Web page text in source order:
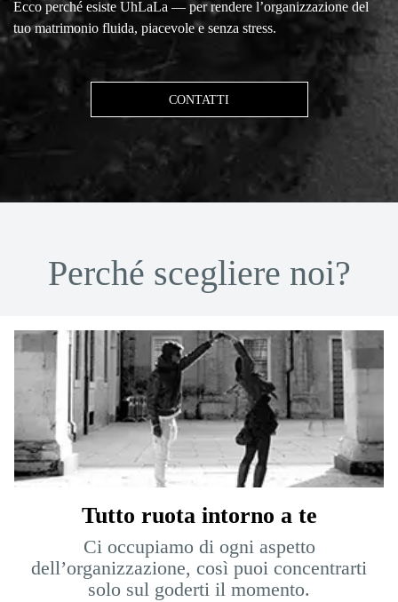
Ecco perché esiste UhLaLa — per rendere l’organizzazione del
tuo matrimonio fluida, piacevole e senza stress.
CONTATTI
Perché scegliere noi?
Tutto ruota intorno a te
Ci occupiamo di ogni aspetto
dell’organizzazione, così puoi concentrarti
solo sul goderti il momento.